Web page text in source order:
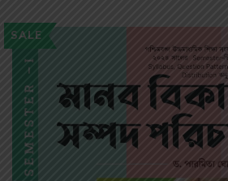
SALE